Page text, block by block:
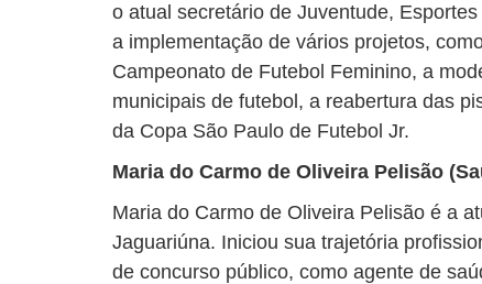
o atual secretário de Juventude,
a implementação de vários projetos,
Campeonato de Futebol Feminino, a
municipais de futebol, a reabertura das
da Copa São Paulo de Futebol Jr.
Maria do Carmo de Oliveira Pelisão
Maria do Carmo de Oliveira Pelisão é a
Jaguariúna. Iniciou sua trajetória
de concurso público, como agente de